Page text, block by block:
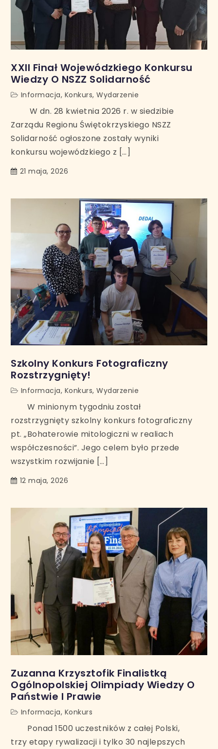
XXII Finał Wojewódzkiego Konkursu
Wiedzy O NSZZ Solidarność
Informacja, Konkurs,Wydarzenie
W dn. 28 kwietnia 2026 r. w siedzibie
Zarządu Regionu Świętokrzyskiego NSZZ
Solidarność ogłoszone zostały wyniki
konkursu wojewódzkiego z […]
21 maja, 2026
Szkolny Konkurs Fotograficzny
Rozstrzygnięty!
Informacja, Konkurs,Wydarzenie
W minionym tygodniu został
rozstrzygnięty szkolny konkurs fotograficzny
pt. „Bohaterowie mitologiczni w realiach
współczesności”. Jego celem było przede
wszystkim rozwijanie […]
12 maja, 2026
Zuzanna Krzysztofik Finalistką
Ogólnopolskiej Olimpiady Wiedzy O
Państwie I Prawie
Informacja, Konkurs
Ponad 1500 uczestników z całej Polski,
trzy etapy rywalizacji i tylko 30 najlepszych